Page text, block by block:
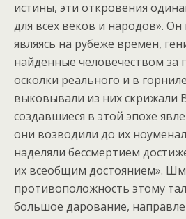
истины, эти откровения
для всех веков и народов». Он
являясь на рубеже времён,
найденные человечеством
осколки реального и в
выковывали из них скрижали
создавшиеся в этой эпохе
они возводили до их
наделяли бессмертием
их всеобщим достоянием».
противоположность этому
большое дарование,